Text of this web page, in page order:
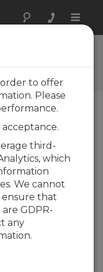
Toggle
* = champ
de question
order to offer
Please
third-
which
We cannot
ensure that
GDPR-
any